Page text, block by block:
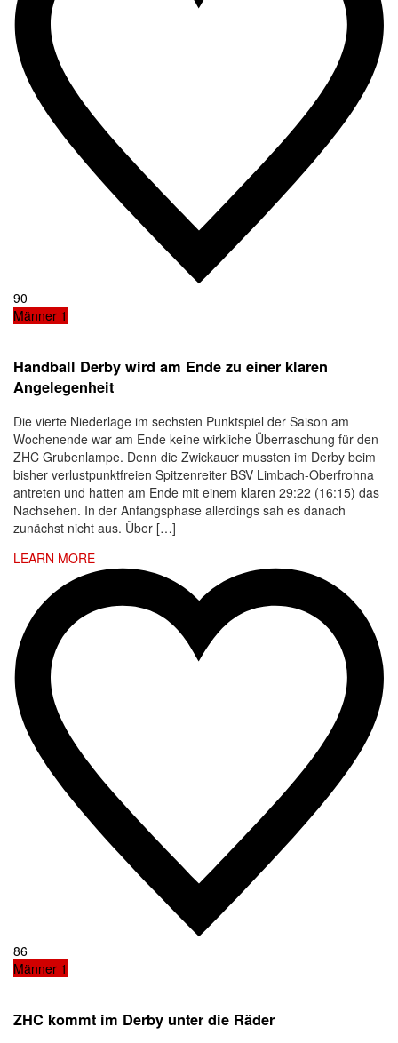
90
Männer 1
Handball Derby wird am Ende zu einer klaren
Angelegenheit
Die vierte Niederlage im sechsten Punktspiel der Saison am
Wochenende war am Ende keine wirkliche Überraschung für den
ZHC Grubenlampe. Denn die Zwickauer mussten im Derby beim
bisher verlustpunktfreien Spitzenreiter BSV Limbach-Oberfrohna
antreten und hatten am Ende mit einem klaren 29:22 (16:15) das
Nachsehen. In der Anfangsphase allerdings sah es danach
zunächst nicht aus. Über […]
LEARN MORE
86
Männer 1
ZHC kommt im Derby unter die Räder